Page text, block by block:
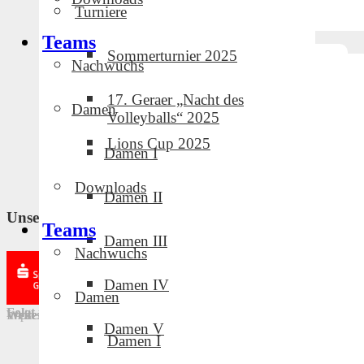
Teams
Nachwuchs
Damen
Damen I
Damen II
Damen III
Damen IV
Damen V
Turniere
Sommerturnier 2025
17. Geraer „Nacht des
Volleyballs“ 2025
Lions Cup 2025
Downloads
Teams
Nachwuchs
Damen
Damen I
Unsere Partner und Sponsoren
Folgt uns in den sozialen Medien!
Weitere Links
Impressum